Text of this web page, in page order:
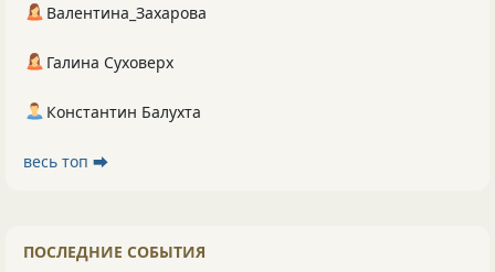
Валентина_Захарова
Галина Суховерх
Константин Балухта
весь топ ⮕
ПОСЛЕДНИЕ СОБЫТИЯ